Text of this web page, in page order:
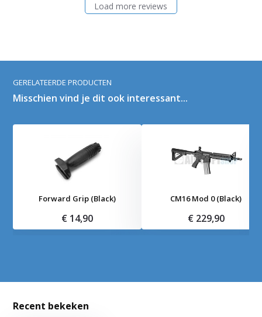
Load more reviews
GERELATEERDE PRODUCTEN
Misschien vind je dit ook interessant...
Forward Grip (Black)
€ 14,90
CM16 Mod 0 (Black)
€ 229,90
Recent bekeken